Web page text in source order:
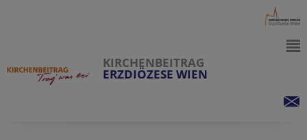
KIRCHENBEITRAG
ERZDIÖZESE WIEN